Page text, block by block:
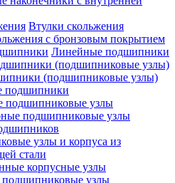
Втулки скольжения
с бронзовым покрытием
Линейные подшипники
(подшипниковые узлы)
подшипники
подшипниковые узлы
подшипниковые узлы
узлы и корпуса из
стали
корпусные узлы
подшипниковые узлы